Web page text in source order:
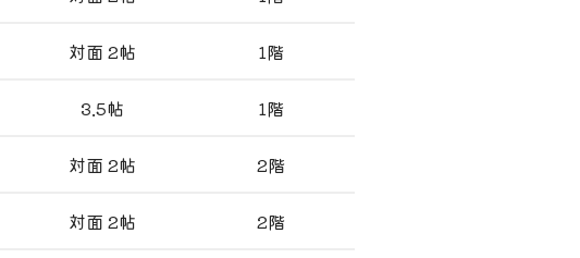
対面 2帖 1階
3.5帖 1階
対面 2帖 2階
対面 2帖 2階